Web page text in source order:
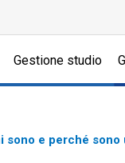
Gestione studio
sono e perché sono